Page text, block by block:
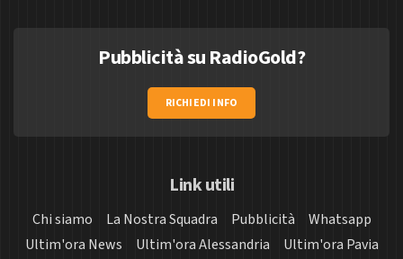
Pubblicità su RadioGold?
RICHIEDI INFO
Link utili
Chi siamo La Nostra Squadra Pubblicità
Whatsapp
Ultim'ora News
Ultim'ora Alessandria
Ultim'ora Pavia